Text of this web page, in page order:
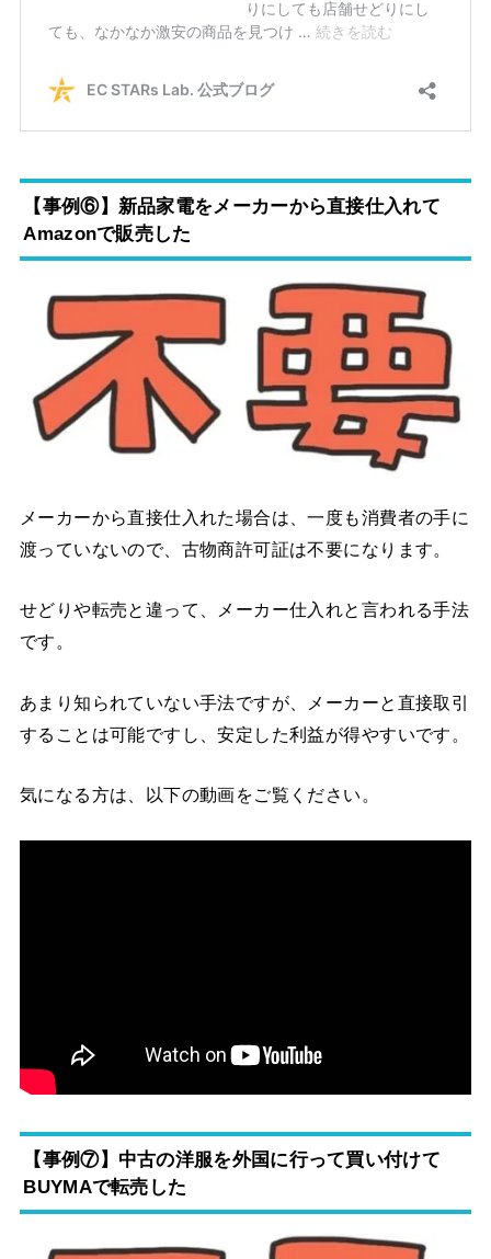
【事例⑥】新品家電をメーカーから直接仕入れて
Amazonで販売した
メーカーから直接仕入れた場合は、一度も消費者の手に
渡っていないので、古物商許可証は不要になります。
せどりや転売と違って、メーカー仕入れと言われる手法
です。
あまり知られていない手法ですが、メーカーと直接取引
することは可能ですし、安定した利益が得やすいです。
気になる方は、以下の動画をご覧ください。
【事例⑦】中古の洋服を外国に行って買い付けて
BUYMAで転売した